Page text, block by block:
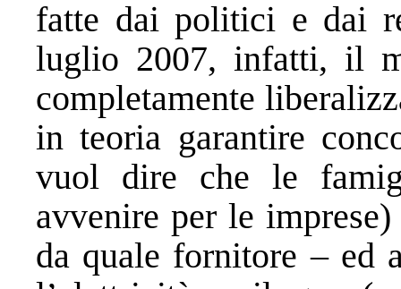
fatte dai politici e dai
luglio 2007, infatti, il
completamente
in teoria garantire
vuol dire che le
avvenire per le
da quale fornitore – ed